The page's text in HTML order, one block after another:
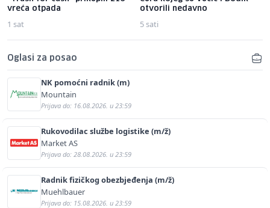
vreća otpada
1 sat
otvorili nedavno
5 sati
Oglasi za posao
NK pomoćni radnik (m)
Mountain
Prijava do: 16.08.2026. u 23:59
Rukovodilac službe logistike (m/ž)
Market AS
Prijava do: 28.08.2026. u 23:59
Radnik fizičkog obezbjeđenja (m/ž)
Muehlbauer
Prijava do: 15.08.2026. u 23:59